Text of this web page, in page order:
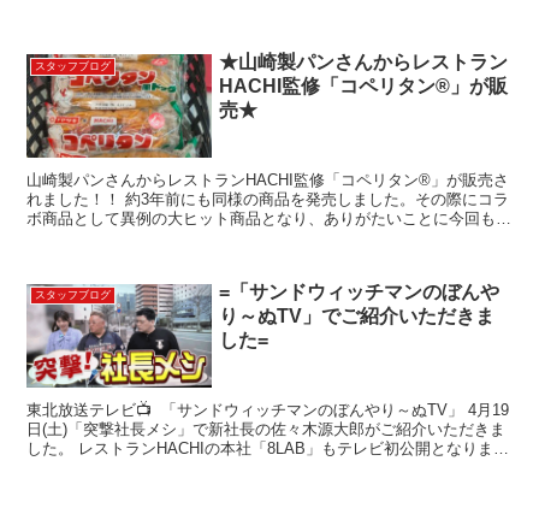
スタッフブログ
★山崎製パンさんからレストラン
HACHI監修「コペリタン®」が販
売★
山崎製パンさんからレストランHACHI監修「コペリタン®」が販売さ
れました！！ 約3年前にも同様の商品を発売しました。その際にコラ
ボ商品として異例の大ヒット商品となり、ありがたいことに今回もお
スタッフブログ
=「サンドウィッチマンのぼんや
り～ぬTV」でご紹介いただきま
した=
東北放送テレビ📺 「サンドウィッチマンのぼんやり～ぬTV」 4月19
日(土)「突撃社長メシ」で新社長の佐々木源大郎がご紹介いただきま
した。 レストランHACHIの本社「8LAB」もテレビ初公開となりまし